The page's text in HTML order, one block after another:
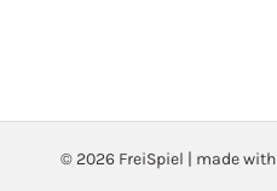
© 2026 FreiSpiel | made with